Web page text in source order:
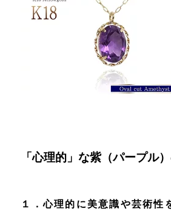
「心理的」な紫（パープル
１．心理的に美意識や芸術性